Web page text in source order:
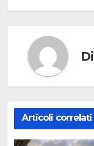
Di
Articoli correlati